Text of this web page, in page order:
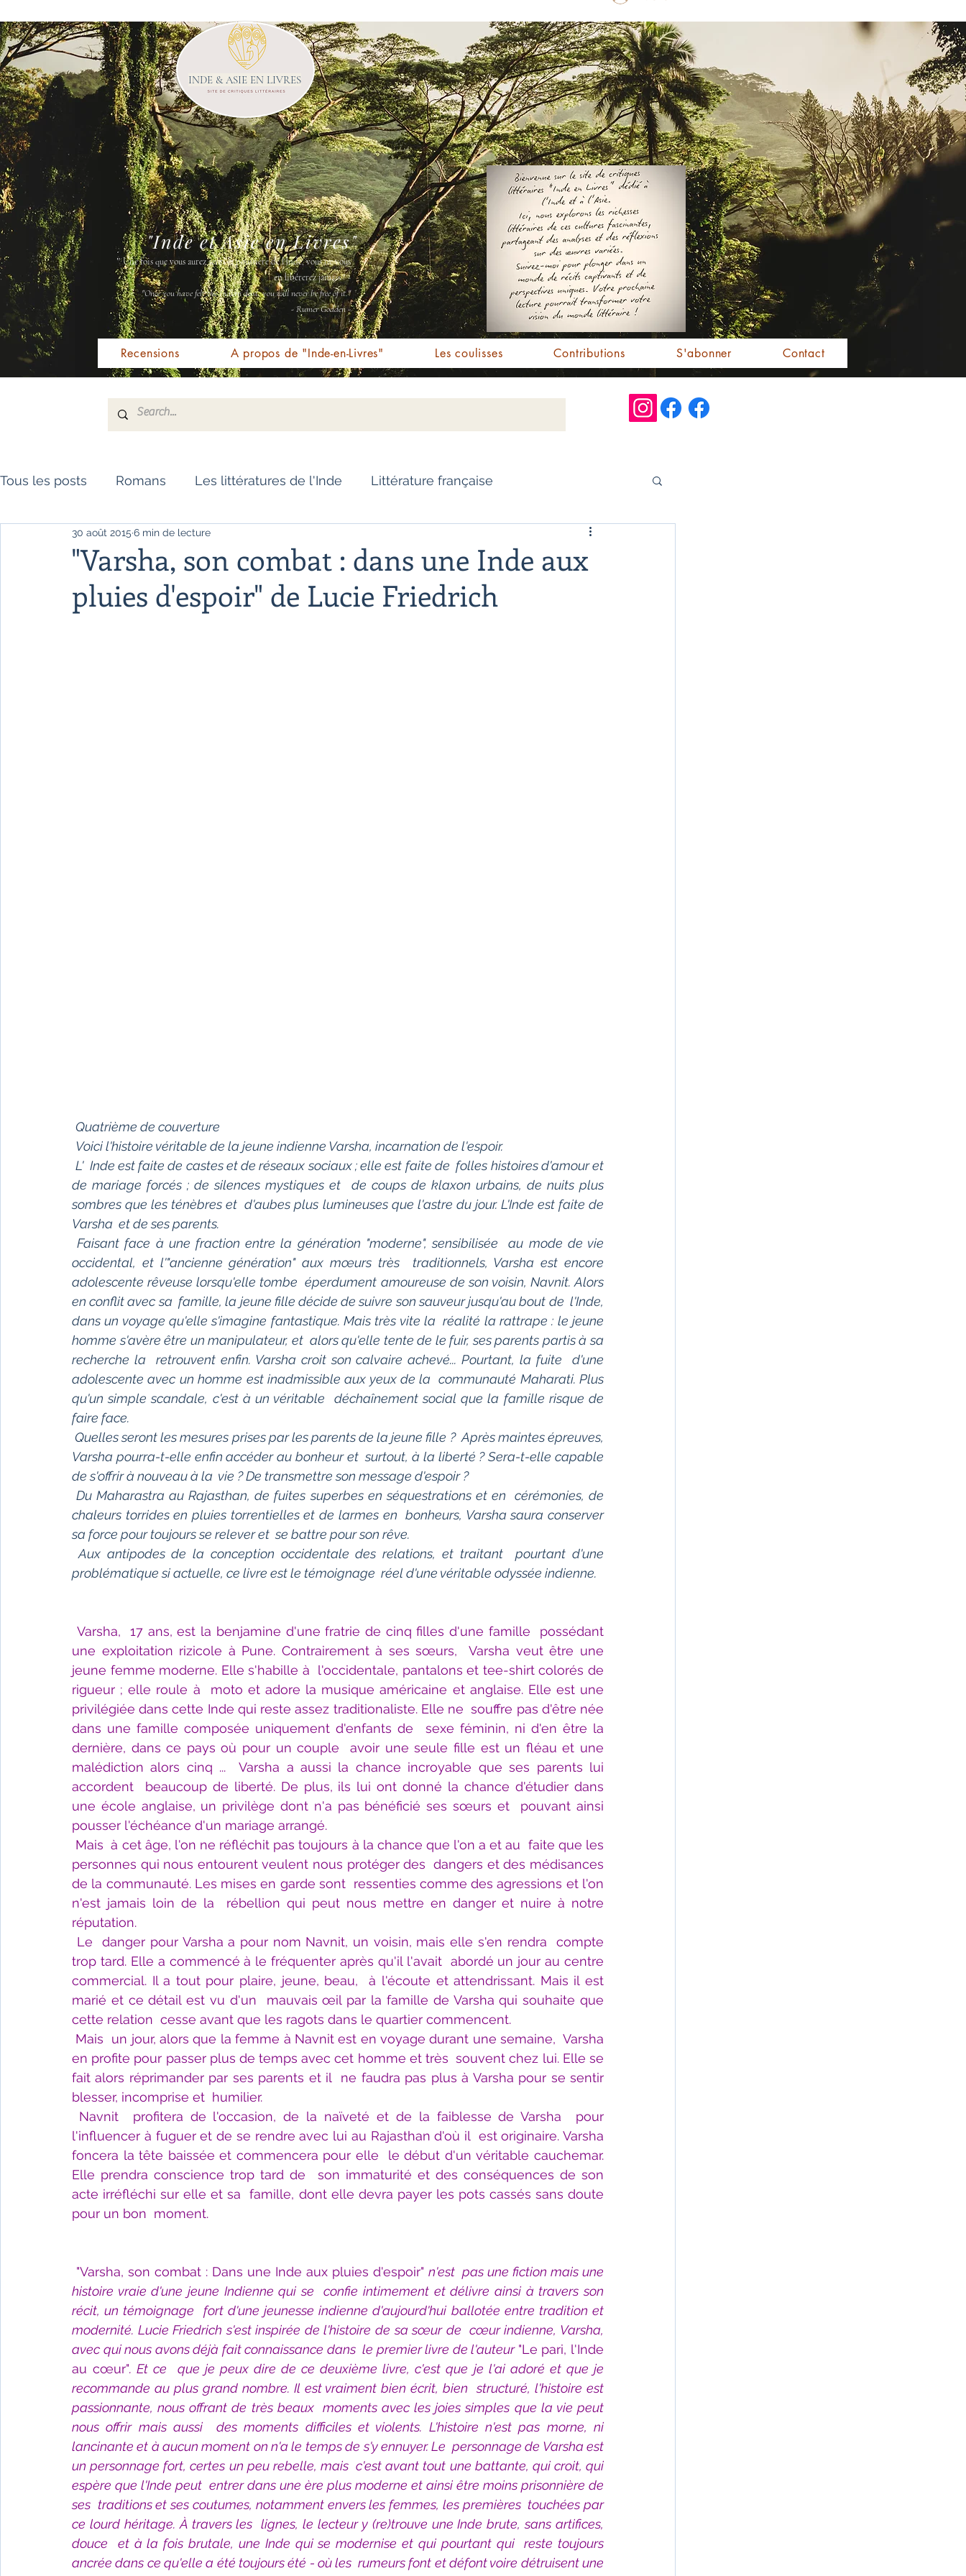
INDE & ASIE EN LIVRES
"Une fois que vous aurez senti la poussière de l'Inde, vous ne vous
en libérerez jamais " -
"Once you have felt the Indian dust, you will never be free of it."
- Rumer Godden -
"Inde et Asie en Livres"
Recensions A propos de "Inde-en-Livres" Les coulisses Contributions S'abonner Contact
Tous les posts Romans Les littératures de l'Inde Littérature française
Livres de référence Dictionnaire
Témoignages / Récits Romans jeunesse Essai Personnalités indiennes
"Varsha, son combat : dans une Inde aux
pluies d'espoir" de Lucie Friedrich
30 août 2015 6 min de lecture
Quatrième de couverture
Voici l'histoire véritable de la jeune indienne Varsha, incarnation de l'espoir.
L'  Inde est faite de castes et de réseaux sociaux ; elle est faite de  folles histoires d'amour et
de mariage forcés ; de silences mystiques et  de coups de klaxon urbains, de nuits plus
sombres que les ténèbres et  d'aubes plus lumineuses que l'astre du jour. L'Inde est faite de
Varsha  et de ses parents.
Faisant face à une fraction entre la génération "moderne", sensibilisée  au mode de vie
occidental, et l'"ancienne génération" aux mœurs très  traditionnels, Varsha est encore
adolescente rêveuse lorsqu'elle tombe  éperdument amoureuse de son voisin, Navnit. Alors
en conflit avec sa  famille, la jeune fille décide de suivre son sauveur jusqu'au bout de  l'Inde,
dans un voyage qu'elle s'imagine fantastique. Mais très vite la  réalité la rattrape : le jeune
homme s'avère être un manipulateur, et  alors qu'elle tente de le fuir, ses parents partis à sa
recherche la  retrouvent enfin. Varsha croit son calvaire achevé... Pourtant, la fuite  d'une
adolescente avec un homme est inadmissible aux yeux de la  communauté Maharati. Plus
qu'un simple scandale, c'est à un véritable  déchaînement social que la famille risque de
faire face.
Quelles seront les mesures prises par les parents de la jeune fille ?  Après maintes épreuves,
Varsha pourra-t-elle enfin accéder au bonheur et  surtout, à la liberté ? Sera-t-elle capable
de s'offrir à nouveau à la  vie ? De transmettre son message d'espoir ?
Du Maharastra au Rajasthan, de fuites superbes en séquestrations et en  cérémonies, de
chaleurs torrides en pluies torrentielles et de larmes en  bonheurs, Varsha saura conserver
sa force pour toujours se relever et  se battre pour son rêve.
problématique si actuelle, ce livre est le témoignage  réel d'une véritable odyssée indienne.
Varsha,  17 ans, est la benjamine d'une fratrie de cinq filles d'une famille  possédant
une exploitation rizicole à Pune. Contrairement à ses sœurs,  Varsha veut être une
jeune femme moderne. Elle s'habille à  l'occidentale, pantalons et tee-shirt colorés de
rigueur ; elle roule à  moto et adore la musique américaine et anglaise. Elle est une
privilégiée dans cette Inde qui reste assez traditionaliste. Elle ne  souffre pas d'être née
dans une famille composée uniquement d'enfants de  sexe féminin, ni d'en être la
dernière, dans ce pays où pour un couple  avoir une seule fille est un fléau et une
malédiction alors cinq ...  Varsha a aussi la chance incroyable que ses parents lui
accordent  beaucoup de liberté. De plus, ils lui ont donné la chance d'étudier dans
une école anglaise, un privilège dont n'a pas bénéficié ses sœurs et  pouvant ainsi
pousser l'échéance d'un mariage arrangé.
Mais  à cet âge, l'on ne réfléchit pas toujours à la chance que l'on a et au  faite que les
personnes qui nous entourent veulent nous protéger des  dangers et des médisances
de la communauté. Les mises en garde sont  ressenties comme des agressions et l'on
n'est jamais loin de la  rébellion qui peut nous mettre en danger et nuire à notre
réputation.
Le  danger pour Varsha a pour nom Navnit, un voisin, mais elle s'en rendra  compte
trop tard. Elle a commencé à le fréquenter après qu'il l'avait  abordé un jour au centre
commercial. Il a tout pour plaire, jeune, beau,  à l'écoute et attendrissant. Mais il est
marié et ce détail est vu d'un  mauvais œil par la famille de Varsha qui souhaite que
cette relation  cesse avant que les ragots dans le quartier commencent.
Mais  un jour, alors que la femme à Navnit est en voyage durant une semaine,  Varsha
en profite pour passer plus de temps avec cet homme et très  souvent chez lui. Elle se
fait alors réprimander par ses parents et il  ne faudra pas plus à Varsha pour se sentir
blesser, incomprise et  humilier.
Navnit  profitera de l'occasion, de la naïveté et de la faiblesse de Varsha  pour
l'influencer à fuguer et de se rendre avec lui au Rajasthan d'où il  est originaire. Varsha
foncera la tête baissée et commencera pour elle  le début d'un véritable cauchemar.
Elle prendra conscience trop tard de  son immaturité et des conséquences de son
acte irréfléchi sur elle et sa  famille, dont elle devra payer les pots cassés sans doute
pour un bon  moment.
"Varsha, son combat : Dans une Inde aux pluies d'espoir" n'est  pas une fiction mais une
histoire vraie d'une jeune Indienne qui se  confie intimement et délivre ainsi à travers son
récit, un témoignage  fort d'une jeunesse indienne d'aujourd'hui ballotée entre tradition et
modernité. Lucie Friedrich s'est inspirée de l'histoire de sa sœur de  cœur indienne, Varsha,
avec qui nous avons déjà fait connaissance dans  le premier livre de l'auteur "Le pari, l'Inde
au cœur". Et ce  que je peux dire de ce deuxième livre, c'est que je l'ai adoré et que je
recommande au plus grand nombre. Il est vraiment bien écrit, bien  structuré, l'histoire est
passionnante, nous offrant de très beaux  moments avec les joies simples que la vie peut
nous offrir mais aussi  des moments difficiles et violents. L'histoire n'est pas morne, ni
lancinante et à aucun moment on n'a le temps de s'y ennuyer. Le  personnage de Varsha est
un personnage fort, certes un peu rebelle, mais  c'est avant tout une battante, qui croit, qui
espère que l'Inde peut  entrer dans une ère plus moderne et ainsi être moins prisonnière de
ses  traditions et ses coutumes, notamment envers les femmes, les premières  touchées par
ce lourd héritage. À travers les  lignes, le lecteur y (re)trouve une Inde brute, sans artifices,
douce  et à la fois brutale, une Inde qui se modernise et qui pourtant qui  reste toujours
ancrée dans ce qu'elle a été toujours été - où les  rumeurs font et défont voire détruisent une